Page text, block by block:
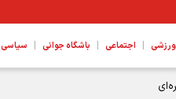
ورزشی | اجتماعی | باشگاه جوانی | سیاسی